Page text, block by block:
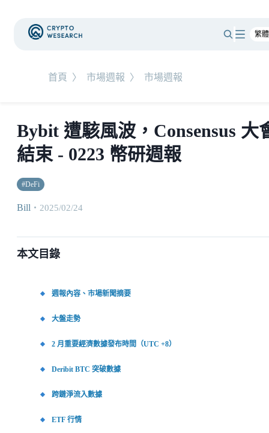
首頁 〉 市場週報 〉 市場週報
Bybit 遭駭風波，Consensus 大
結束 - 0223 幣研週報
#DeFi
Bill ・ 2025/02/24
本文目錄
週報內容、市場新聞摘要
大盤走勢
2 月重要經濟數據發布時間（UTC +8）
Deribit BTC 突破數據
跨鏈淨流入數據
ETF 行情